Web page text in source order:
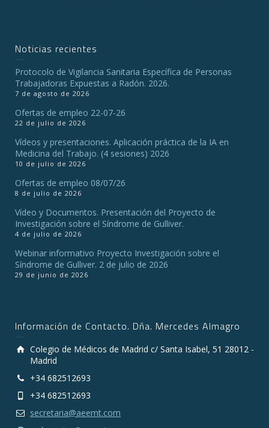
Noticias recientes
Protocolo de Vigilancia Sanitaria Específica de Personas
Trabajadoras Expuestas a Radón. 2026.
7 de agosto de 2026
Ofertas de empleo 22-07-26
22 de julio de 2026
Vídeos y presentaciones. Aplicación práctica de la IA en
Medicina del Trabajo. (4 sesiones) 2026
10 de julio de 2026
Ofertas de empleo 08/07/26
8 de julio de 2026
Vídeo y Documentos. Presentación del Proyecto de
Investigación sobre el Síndrome de Gulliver.
4 de julio de 2026
Webinar informativo Proyecto Investigación sobre el
Síndrome de Gulliver. 2 de julio de 2026
29 de junio de 2026
Información de Contacto. Dña. Mercedes Almagro
Colegio de Médicos de Madrid c/ Santa Isabel, 51 28012 -
Madrid
+34 682512693
+34 682512693
secretaria@aeemt.com